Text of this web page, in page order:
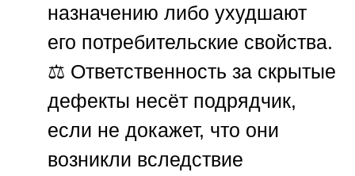
назначению либо ухудшают
его потребительские свойства.
⚖️ Ответственность за скрытые
дефекты несёт подрядчик,
если не докажет, что они
возникли вследствие